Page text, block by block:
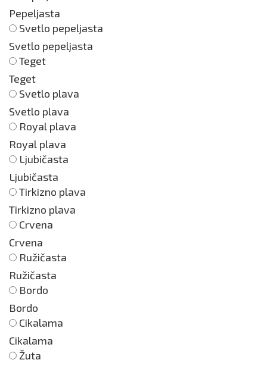
Pepeljasta
Svetlo pepeljasta
Svetlo pepeljasta
Teget
Teget
Svetlo plava
Svetlo plava
Royal plava
Royal plava
Ljubičasta
Ljubičasta
Tirkizno plava
Tirkizno plava
Crvena
Crvena
Ružičasta
Ružičasta
Bordo
Bordo
Cikalama
Cikalama
Žuta